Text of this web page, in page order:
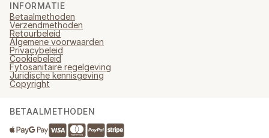
INFORMATIE
Betaalmethoden
Verzendmethoden
Retourbeleid
Algemene voorwaarden
Privacybeleid
Cookiebeleid
Fytosanitaire regelgeving
Juridische kennisgeving
Copyright
BETAALMETHODEN